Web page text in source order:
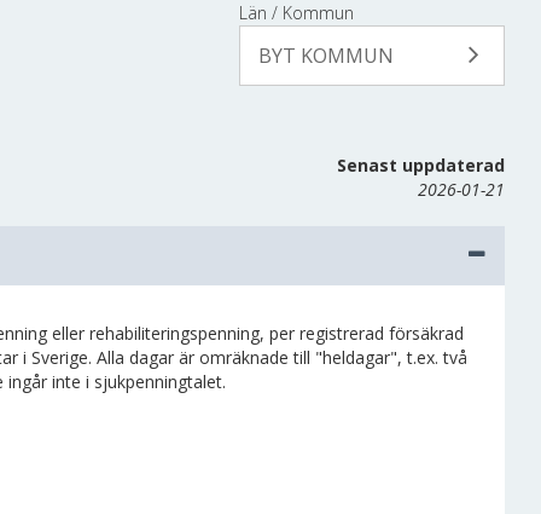
Län / Kommun
BYT KOMMUN
Senast uppdaterad
2026-01-21
eller rehabiliteringspenning, per registrerad försäkrad
i Sverige. Alla dagar är omräknade till "heldagar", t.ex. två
inte i sjukpenningtalet.